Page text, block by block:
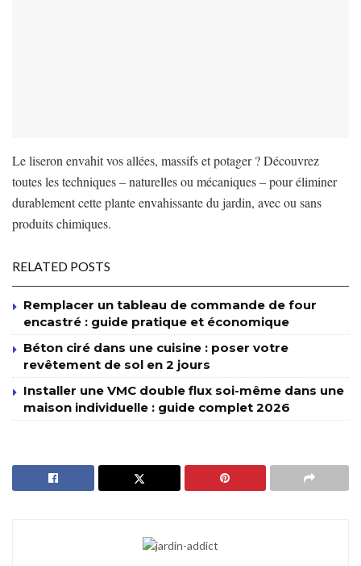
Le liseron envahit vos allées, massifs et potager ? Découvrez
toutes les techniques – naturelles ou mécaniques – pour éliminer
durablement cette plante envahissante du jardin, avec ou sans
produits chimiques.
RELATED POSTS
Remplacer un tableau de commande de four
encastré : guide pratique et économique
Béton ciré dans une cuisine : poser votre
revêtement de sol en 2 jours
Installer une VMC double flux soi-même dans une
maison individuelle : guide complet 2026